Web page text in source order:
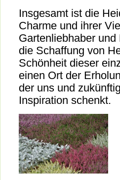
Insgesamt ist die
Charme und ihrer
Gartenliebhaber
die Schaffung von
Schönheit dieser
einen Ort der
der uns und
Inspiration schenkt.